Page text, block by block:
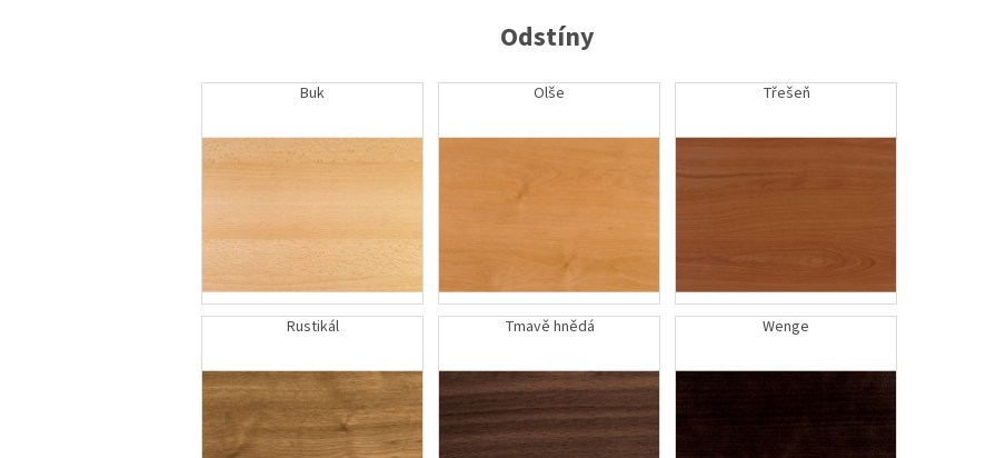
Odstíny
Buk Olše Třešeň
Rustikál Tmavě hnědá Wenge